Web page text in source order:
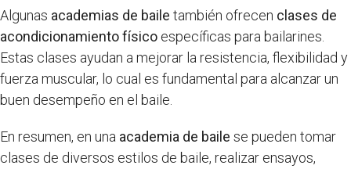
Algunas academias de baile también ofrecen clases de
acondicionamiento físico específicas para bailarines.
Estas clases ayudan a mejorar la resistencia, flexibilidad y
fuerza muscular, lo cual es fundamental para alcanzar un
buen desempeño en el baile.
En resumen, en una academia de baile se pueden tomar
clases de diversos estilos de baile, realizar ensayos,